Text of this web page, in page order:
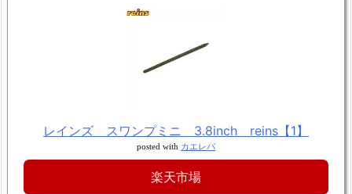
レインズ スワンプミニ 3.8inch reins【1】
posted with カエレバ
楽天市場